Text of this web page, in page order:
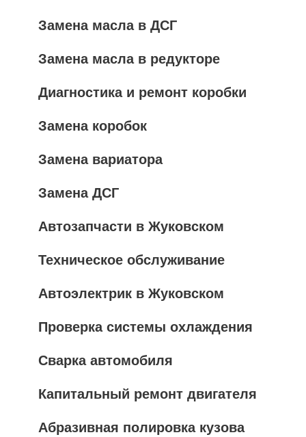
Замена масла в ДСГ
Замена масла в редукторе
Диагностика и ремонт коробки
Замена коробок
Замена вариатора
Замена ДСГ
Автозапчасти в Жуковском
Техническое обслуживание
Автоэлектрик в Жуковском
Проверка системы охлаждения
Сварка автомобиля
Капитальный ремонт двигателя
Абразивная полировка кузова